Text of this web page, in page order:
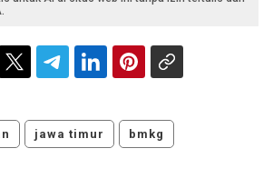
jawa timur bmkg